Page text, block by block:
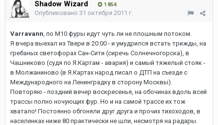
Shadow Wizard 1 854
Опубликовано 31 октября 2011 г.
Varravann, по М10 фуры идут чуть ли не плошным потоком.
Я вчера выехал из Твери в 20:00 - и умудрился встать трижды, на
гребаных светофорах Сан-Сити (сиречь Солнечногорска), в
Чашниково (судя по Я.Картам - авария) и самый тяжелый стояк -
в Молжаниново (в Я.Картах народ писал о ДТП на съезде с
Международного на Ленинградку в сторону Москвы).
Повторяю - поздний вечер воскресенья, на обочинах вдоль всей
трассы полно ночующих фур. Но и на самой трассе их тож
хватало! Постоянно обгоняли друг друга и прочих тихоходов, в
населенках ниже 80 практически не шли, несмотря на радары.